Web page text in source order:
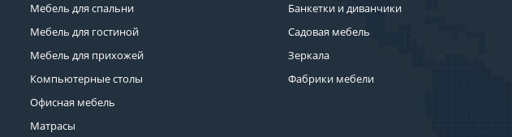
Мебель для спальни
Мебель для гостиной
Мебель для прихожей
Компьютерные столы
Офисная мебель
Матрасы
Банкетки и диванчики
Садовая мебель
Зеркала
Фабрики мебели